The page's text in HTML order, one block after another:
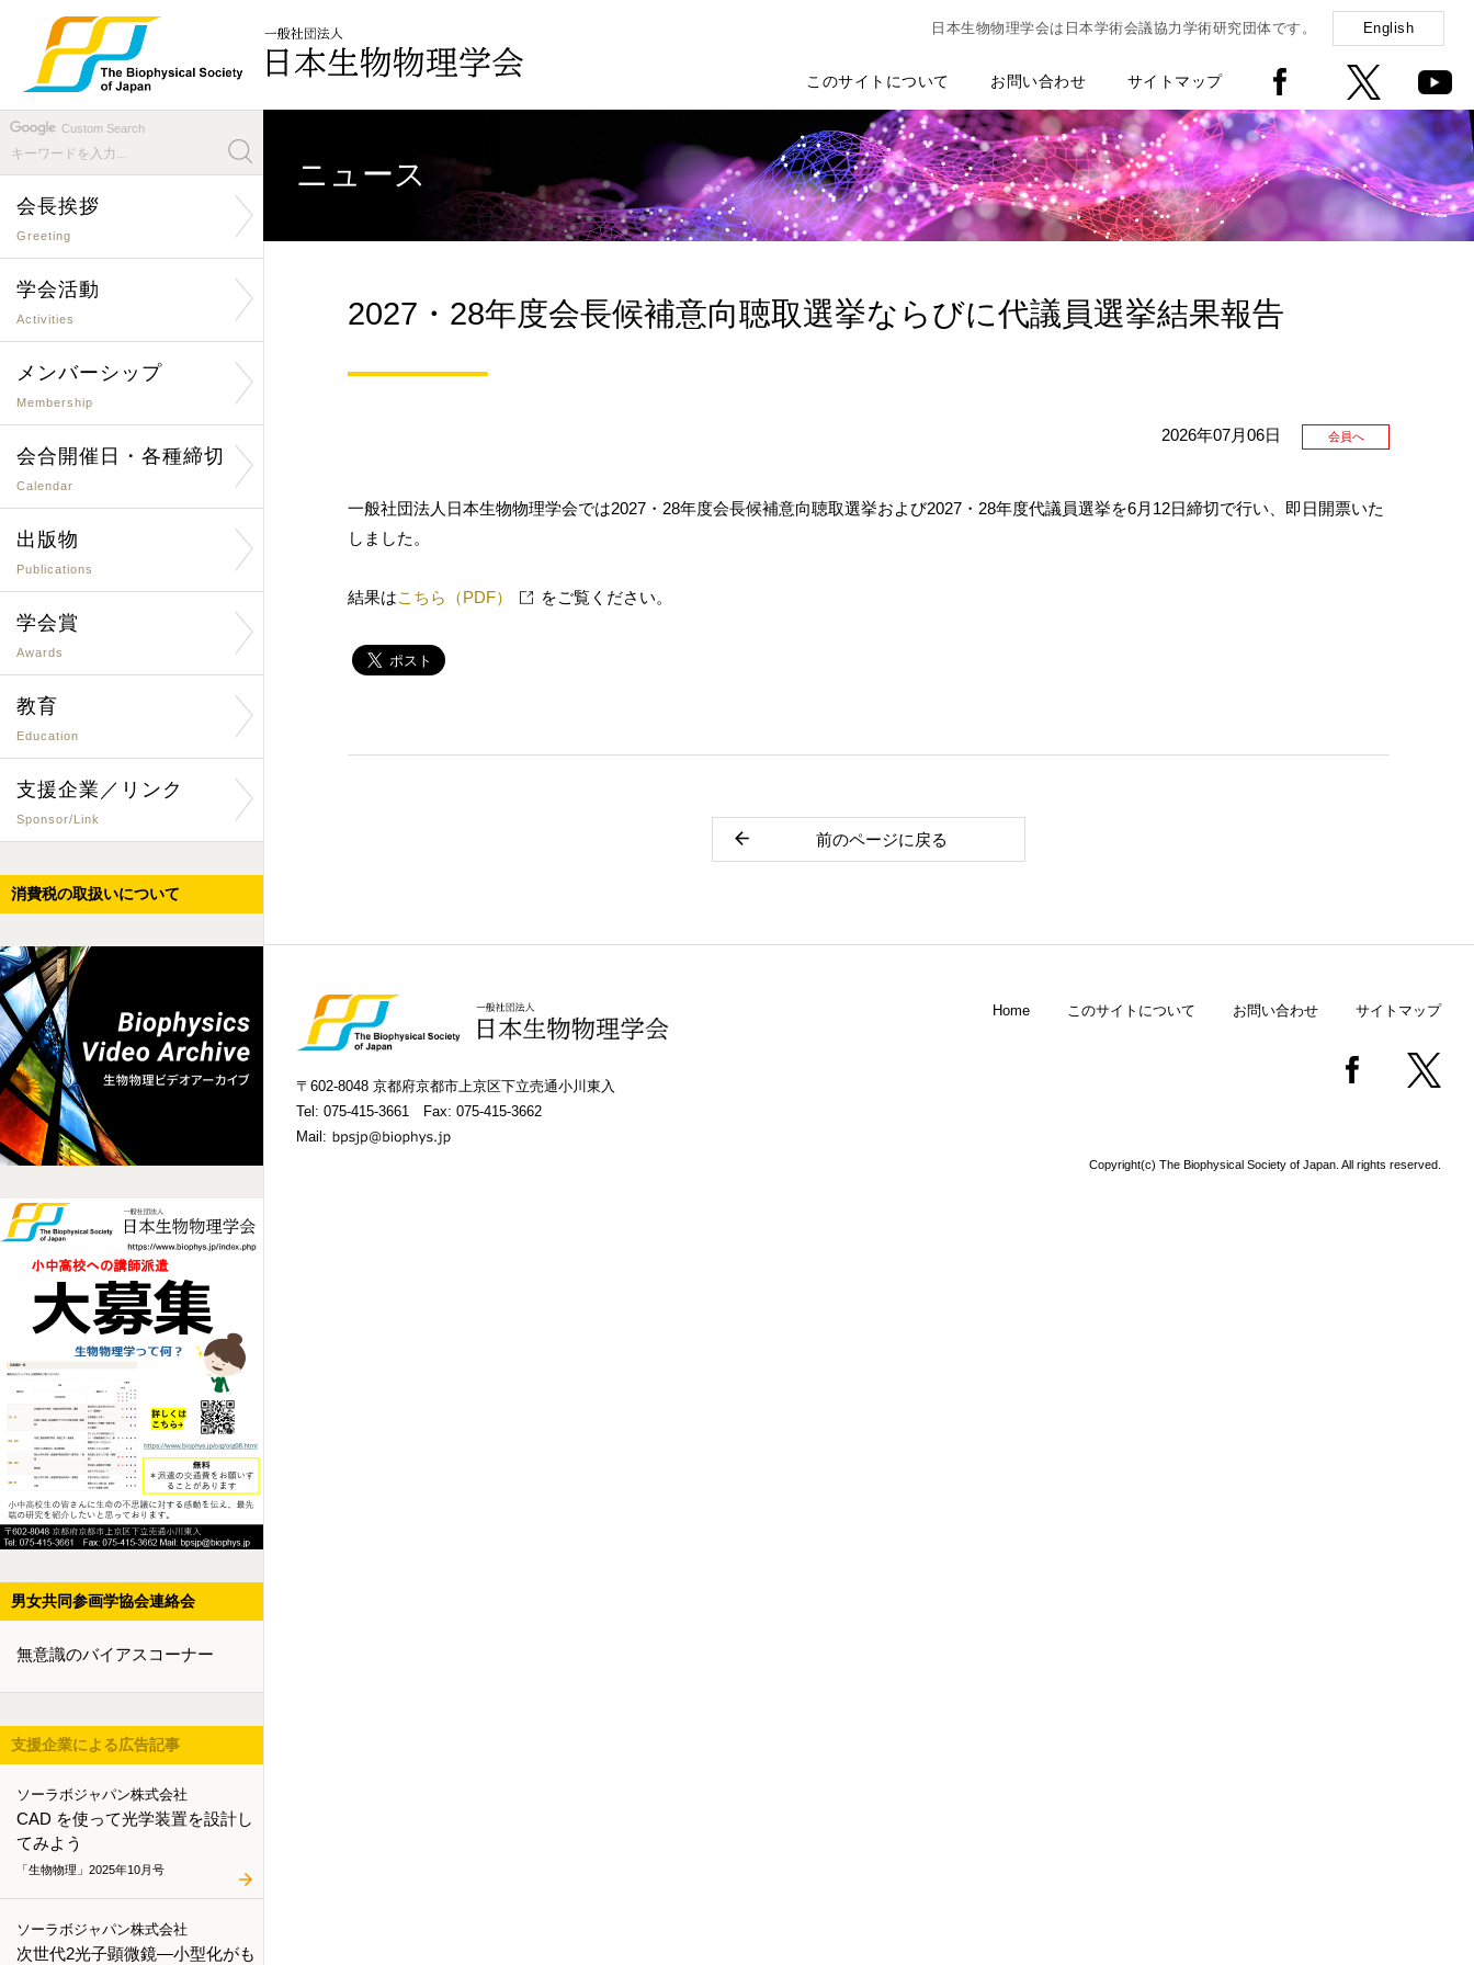
日本生物物理学会は日本学術会議協力学術研究団体です。 English
このサイトについて お問い合わせ サイトマップ
Custom Search
会長挨拶
Greeting
学会活動
Activities
メンバーシップ
Membership
会合開催日・各種締切
Calendar
出版物
Publications
学会賞
Awards
教育
Education
支援企業／リンク
Sponsor/Link
消費税の取扱いについて
男女共同参画学協会連絡会
無意識のバイアスコーナー
支援企業による広告記事
ソーラボジャパン株式会社
CAD を使って光学装置を設計し
てみよう
「生物物理」2025年10月号
ソーラボジャパン株式会社
次世代2光子顕微鏡―小型化がも
ニュース
2027・28年度会長候補意向聴取選挙ならびに代議員選挙結果報告
2026年07月06日 会員へ
一般社団法人日本生物物理学会では2027・28年度会長候補意向聴取選挙および2027・28年度代議員選挙を6月12日締切で行い、即日開票いた
しました。
結果はこちら（PDF） をご覧ください。
前のページに戻る
〒602-8048 京都府京都市上京区下立売通小川東入
Tel: 075-415-3661 Fax: 075-415-3662
Mail:
Home このサイトについて お問い合わせ サイトマップ
Copyright(c) The Biophysical Society of Japan. All rights reserved.